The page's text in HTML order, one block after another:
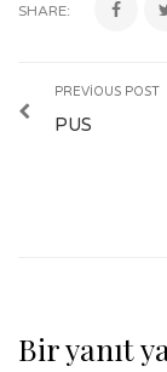
SHARE:
PREVIOUS POST
PUS
Bir yanıt